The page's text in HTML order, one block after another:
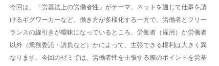
今回は、「労基法上の労働者性」がテーマ。ネットを通じて仕事を請
けるギグワーカーなど、働き方が多様化する一方で、労働者とフリー
ランスの線引きが曖昧になっているところ、労働者（雇用）か労働者
以外（業務委託・請負など）かによって、主張できる権利は大きく異
なります。今回のゼミでは、労働者性を主張する際のポイントを労基